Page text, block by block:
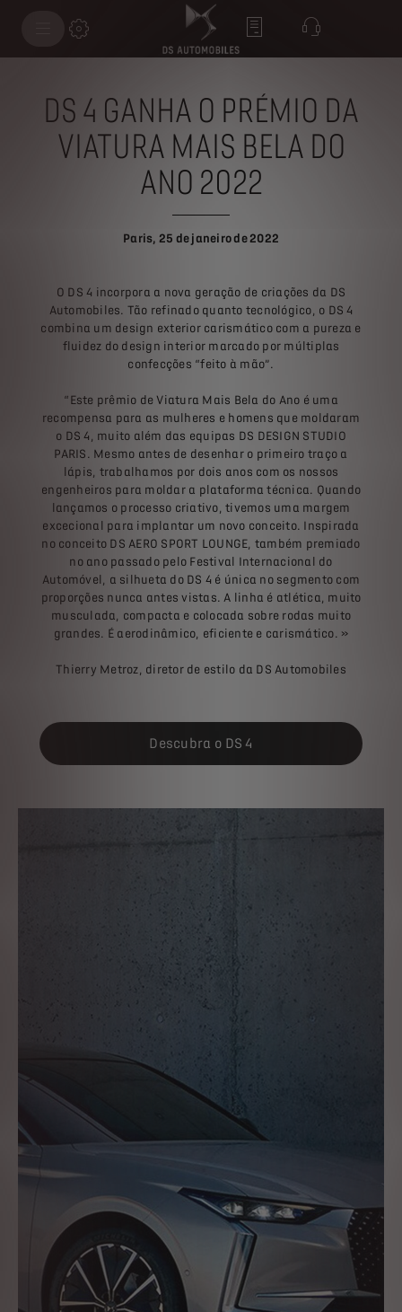
DS 4 GANHA O PRÉMIO DA
VIATURA MAIS BELA DO
ANO 2022
Paris, 25 de janeiro de 2022
O DS 4 incorpora a nova geração de criações da DS
Automobiles. Tão refinado quanto tecnológico, o DS 4
combina um design exterior carismático com a pureza e
fluidez do design interior marcado por múltiplas
confecções “feito à mão”.
“Este prêmio de Viatura Mais Bela do Ano é uma
recompensa para as mulheres e homens que moldaram
o DS 4, muito além das equipas DS DESIGN STUDIO
PARIS. Mesmo antes de desenhar o primeiro traço a
lápis, trabalhamos por dois anos com os nossos
engenheiros para moldar a plataforma técnica. Quando
lançamos o processo criativo, tivemos uma margem
excecional para implantar um novo conceito. Inspirada
no conceito DS AERO SPORT LOUNGE, também premiado
no ano passado pelo Festival Internacional do
Automóvel, a silhueta do DS 4 é única no segmento com
proporções nunca antes vistas. A linha é atlética, muito
musculada, compacta e colocada sobre rodas muito
grandes. É aerodinâmico, eficiente e carismático. »
Thierry Metroz, diretor de estilo da DS Automobiles
Descubra o DS 4